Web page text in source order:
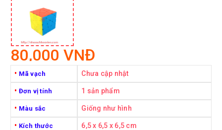
80,000 VNĐ
• Mã vạch Chưa cập nhật
• Đơn vị tính 1 sản phẩm
• Màu sắc Giống như hình
• Kích thước 6,5 x 6,5 x 6,5 cm